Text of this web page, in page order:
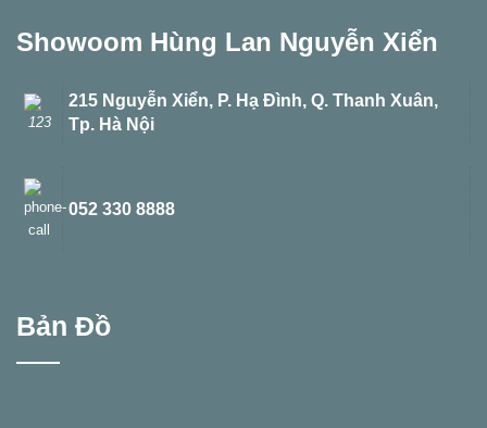
Showoom Hùng Lan Nguyễn Xiển
215 Nguyễn Xiển, P. Hạ Đình, Q. Thanh Xuân,
Tp. Hà Nội
052 330 8888
Bản Đồ